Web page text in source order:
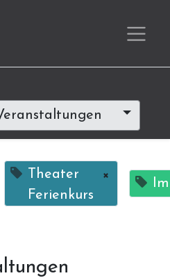
Theater
Ferienkurs
×